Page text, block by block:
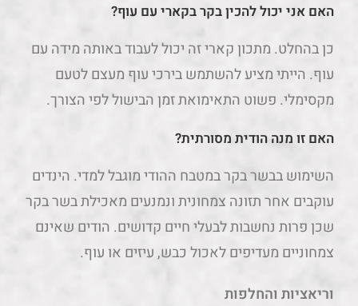
האם אני יכול להכין בקר בקארי עם עוף?
כן בהחלט. מתכון קארי זה יכול לעבוד באותה מידה עם
עוף. הייתי מציע להשתמש בירכי עוף מעצם לטעם
מקסימלי. פשוט התאימואת זמן הבישול לפי הצורך.
האם זו מנה הודית מסורתית?
השימוש בבשר בקר במטבח ההודי מוגבל למדי. הינדים
עוקבים אחר תזונה צמחונית ונמנעים מאכילת בשר בקר
שכן פרות נחשבות לבעלי חיים קדושים. הודים שאינם
צמחוניים מעדיפים לאכול כבש, עיזים או עוף.
וריאציות והחלפות